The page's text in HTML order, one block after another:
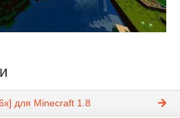
для Minecraft 1.8